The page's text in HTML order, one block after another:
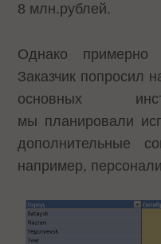
8 млн.рублей.
Однако
Заказчик попросил
основных
мы планировали
дополнительные
например,